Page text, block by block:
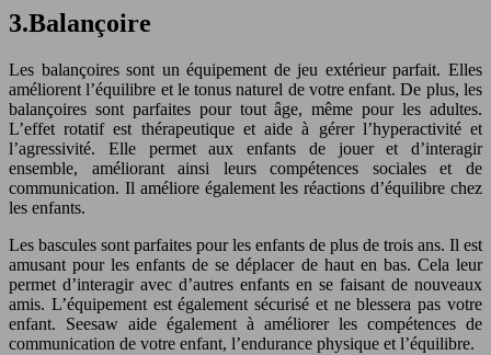
3.Balançoire
Les balançoires sont un équipement de jeu extérieur parfait. Elles
améliorent l’équilibre et le tonus naturel de votre enfant. De plus, les
balançoires sont parfaites pour tout âge, même pour les adultes.
L’effet rotatif est thérapeutique et aide à gérer l’hyperactivité et
l’agressivité. Elle permet aux enfants de jouer et d’interagir
ensemble, améliorant ainsi leurs compétences sociales et de
communication. Il améliore également les réactions d’équilibre chez
les enfants.
Les bascules sont parfaites pour les enfants de plus de trois ans. Il est
amusant pour les enfants de se déplacer de haut en bas. Cela leur
permet d’interagir avec d’autres enfants en se faisant de nouveaux
amis. L’équipement est également sécurisé et ne blessera pas votre
enfant. Seesaw aide également à améliorer les compétences de
communication de votre enfant, l’endurance physique et l’équilibre.